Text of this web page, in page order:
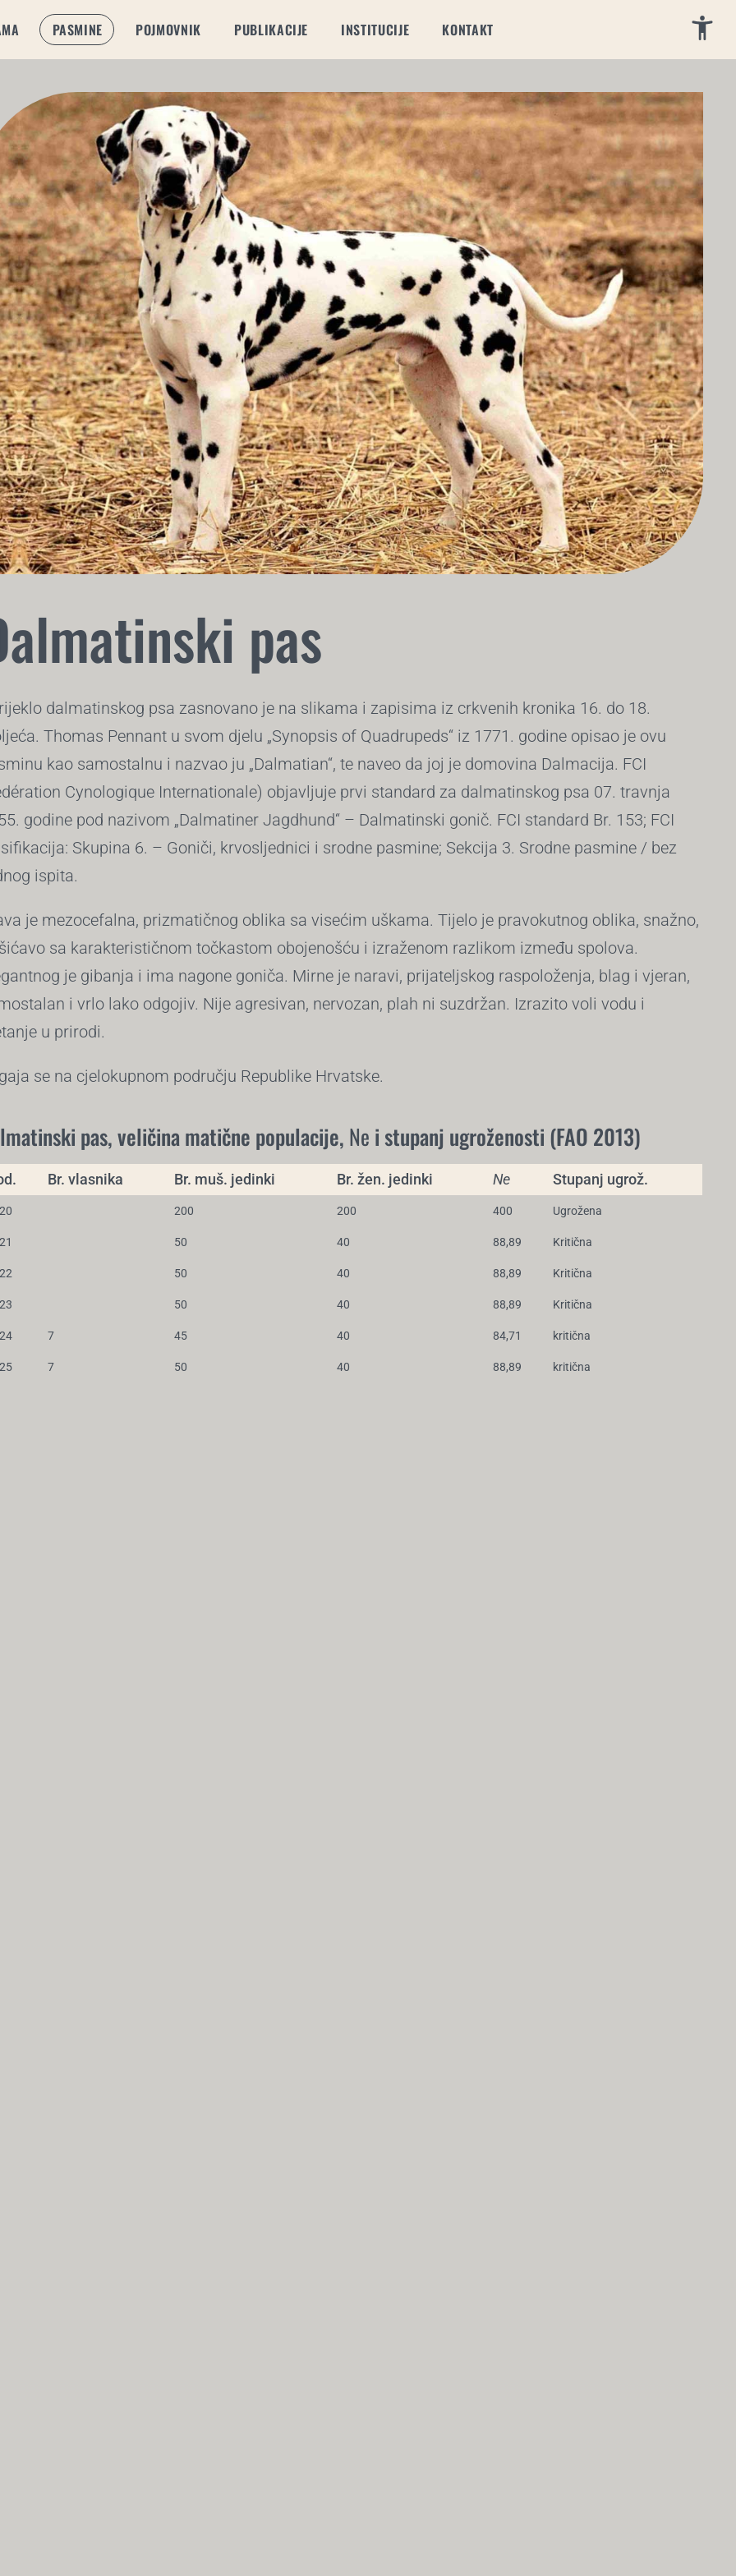
PASMINE POJMOVNIK PUBLIKACIJE INSTITUCIJE KONTAKT
pas
dalmatinskog psa zasnovano je na slikama i zapisima iz crkvenih kronika 16. do 18.
Thomas Pennant u svom djelu „Synopsis of Quadrupeds“ iz 1771. godine opisao je ovu
kao samostalnu i nazvao ju „Dalmatian“, te naveo da joj je domovina Dalmacija. FCI
Cynologique Internationale) objavljuje prvi standard za dalmatinskog psa 07. travnja
godine pod nazivom „Dalmatiner Jagdhund“ – Dalmatinski gonič. FCI standard Br. 153; FCI
Skupina 6. – Goniči, krvosljednici i srodne pasmine; Sekcija 3. Srodne pasmine / bez
ispita.
je mezocefalna, prizmatičnog oblika sa visećim uškama. Tijelo je pravokutnog oblika, snažno,
sa karakterističnom točkastom obojenošću i izraženom razlikom između spolova.
je gibanja i ima nagone goniča. Mirne je naravi, prijateljskog raspoloženja, blag i vjeran,
i vrlo lako odgojiv. Nije agresivan, nervozan, plah ni suzdržan. Izrazito voli vodu i
u prirodi.
se na cjelokupnom području Republike Hrvatske.
pas, veličina matične populacije, Ne i stupanj ugroženosti (FAO 2013)
Br. vlasnika Br. muš. jedinki Br. žen. jedinki Ne Stupanj ugrož.
200 200 400 Ugrožena
50 40 88,89 Kritična
50 40 88,89 Kritična
50 40 88,89 Kritična
7 45 40 84,71 kritična
7 50 40 88,89 kritična